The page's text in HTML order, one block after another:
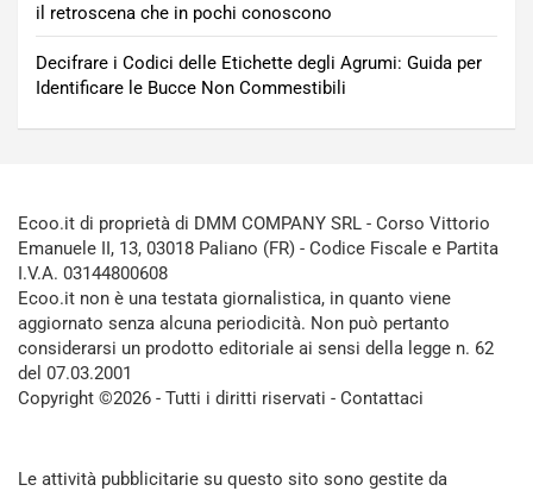
il retroscena che in pochi conoscono
Decifrare i Codici delle Etichette degli Agrumi: Guida per
Identificare le Bucce Non Commestibili
Ecoo.it di proprietà di DMM COMPANY SRL - Corso Vittorio
Emanuele II, 13, 03018 Paliano (FR) - Codice Fiscale e Partita
I.V.A. 03144800608
Ecoo.it non è una testata giornalistica, in quanto viene
aggiornato senza alcuna periodicità. Non può pertanto
considerarsi un prodotto editoriale ai sensi della legge n. 62
del 07.03.2001
Copyright ©2026 - Tutti i diritti riservati - Contattaci
Le attività pubblicitarie su questo sito sono gestite da